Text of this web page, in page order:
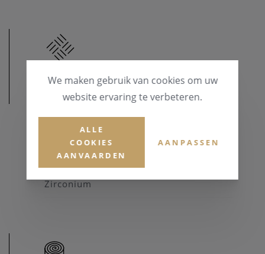
MATERIAAL
Goud 14 karaat
EDELSTENEN
Zirconium
We maken gebruik van cookies om uw
website ervaring te verbeteren.
ALLE
COOKIES
AANVAARDEN
AANPASSEN